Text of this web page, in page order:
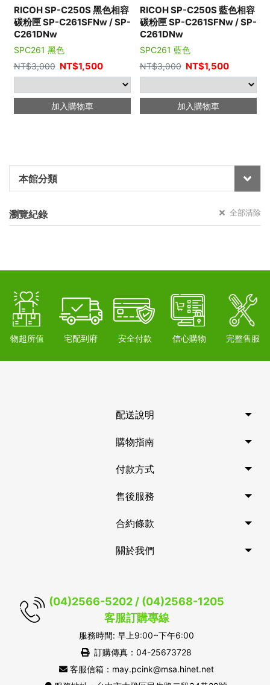
本館分類
瀏覽紀錄 全部清除
RICOH SP-C250S 黑色相容
碳粉匣 SP-C261SFNw / SP-
C261DNw
SPC261 黑色
NT$3,000 NT$1,500
加入購物車
RICOH SP-C250S 藍色相容
碳粉匣 SP-C261SFNw / SP-
C261DNw
SPC261 藍色
NT$3,000 NT$1,500
加入購物車
物超所值 宅配到府 安全付款 信心購物 完整售服
配送說明
購物指南
付款方式
售後服務
合約條款
關於我們
(04)2566-5202 / (04)2568-1205
客服訂購專線
服務時間: 早上9:00~下午6:00
訂購傳真：04-25673728
客服信箱：may.pcink@msa.hinet.net